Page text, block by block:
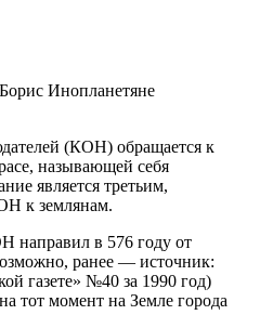
Инопланетяне
(КОН) обращается к
называющей себя
является третьим,
к землянам.
направил в 576 году от
ранее — источник:
газете» №40 за 1990 год)
тот момент на Земле города